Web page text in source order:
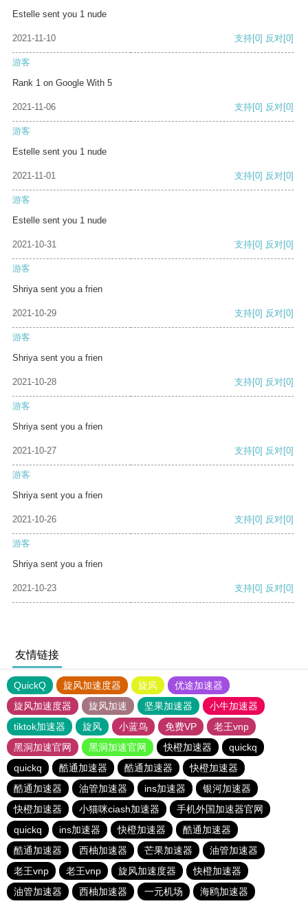
Estelle sent you 1 nude
2021-11-10 支持[0] 反对[0]
游客
Rank 1 on Google With 5
2021-11-06 支持[0] 反对[0]
游客
Estelle sent you 1 nude
2021-11-01 支持[0] 反对[0]
游客
Estelle sent you 1 nude
2021-10-31 支持[0] 反对[0]
游客
Shriya sent you a frien
2021-10-29 支持[0] 反对[0]
游客
Shriya sent you a frien
2021-10-28 支持[0] 反对[0]
游客
Shriya sent you a frien
2021-10-27 支持[0] 反对[0]
游客
Shriya sent you a frien
2021-10-26 支持[0] 反对[0]
游客
Shriya sent you a frien
2021-10-23 支持[0] 反对[0]
友情链接
QuickQ 旋风加速度器 旋风
优途加速器
旋风加速度器
旋风加速 坚果加速器
小牛加速器
tiktok加速器
旋风 小蓝鸟 免费VP
老王vnp
黑洞加速官网
黑洞加速官网 快橙加速器
quickq
quickq
酷通加速器 酷通加速器
快橙加速器
酷通加速器
油管加速器 ins加速器
银河加速器
快橙加速器
小猫咪ciash加速器
手机外国加速器官网
quickq
ins加速器 快橙加速器
酷通加速器
酷通加速器
西柚加速器 芒果加速器
油管加速器
老王vnp
老王vnp 旋风加速度器
快橙加速器
油管加速器
西柚加速器 一元机场 海鸥加速器